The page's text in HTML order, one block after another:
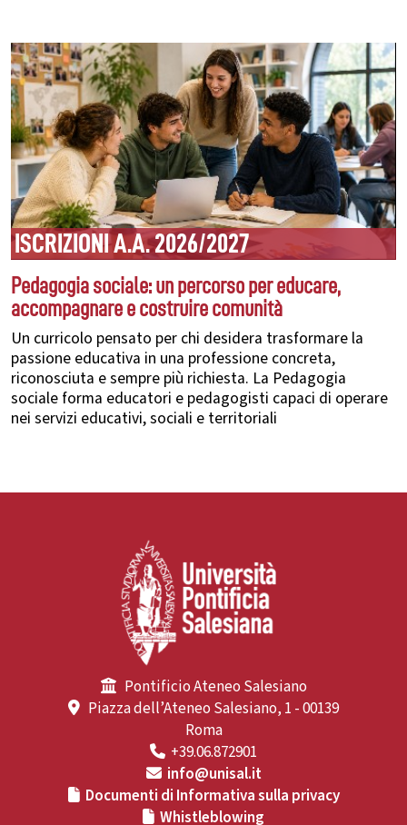
ISCRIZIONI A.A. 2026/2027
Pedagogia sociale: un percorso per educare,
accompagnare e costruire comunità
Un curricolo pensato per chi desidera trasformare la
passione educativa in una professione concreta,
riconosciuta e sempre più richiesta. La Pedagogia
sociale forma educatori e pedagogisti capaci di operare
nei servizi educativi, sociali e territoriali
Pontificio Ateneo Salesiano
Piazza dell’Ateneo Salesiano, 1 - 00139
Roma
+39.06.872901
info@unisal.it
Documenti di Informativa sulla privacy
Whistleblowing